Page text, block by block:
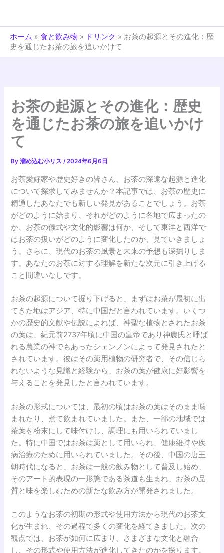
ホーム » 食と飲み物 » ドリンク » お茶の起源とその進化：歴
史を通じたお茶の旅を追いかけて
お茶の起源とその進化：歴史
を通じたお茶の旅を追いかけ
て
By溜め込む小リス/2024年6月6日
お茶愛好家や歴史好きの皆さん、お茶の深遠な起源と進化
について探求してみませんか？本記事では、お茶の歴史に
精通したあなたでも新しい発見があることでしょう。お茶
がどのように始まり、それがどのように各地で広まったの
か、お茶の儀式や文化的影響は何か、そして東洋と西洋で
はお茶の扱いがどのように変化したのか、見ていきましょ
う。さらに、現代のお茶の風景と未来の予想も深掘りしま
す。あなたのお茶に対する理解を新たな次元に引き上げる
こと間違いなしです。
お茶の起源について掘り下げると、まずはお茶が最初に出
てきた地はアジア、特に中国だと言われています。いくつ
かの歴史的文献や伝説によれば、神聖な植物とされたお茶
の葉は、紀元前2737年頃に中国の皇帝であり神農氏と呼ば
れる農業の神でもあったシェンノンによって発見されたと
されています。彼はその薬用植物の研究者で、その信じら
れないような見識と経験から、お茶の葉が健康に好影響を
与えることを発見したと言われています。
お茶の形式については、最初の頃はお茶の葉はそのまま噛
まれたり、煮て飲まれていました。また、一部の地域では
茶葉を粉末にして味付けし、調理にも用いられていまし
た。特に中国ではお茶は薬として用いられ、健康維持や疾
病治療のために用いられていました。その後、中国の唐王
朝時代になると、お茶は一般の飲み物として普及し始め、
そのアート的表現の一形態である茶道も生まれ、お茶の品
質と味を楽しむための新たな飲み方が開発されました。
このようなお茶の初期の形式や使用方法から現代のお茶文
化が生まれ、その過程で多くの変化を経てきました。次の
観点では、お茶が如何に広まり、さまざまな文化と融合
し、その形式や使用方法が進化してきたのかを探ります。